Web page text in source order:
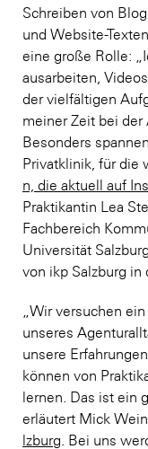
Schreiben von
und Website-
eine große Rolle:
ausarbeiten,
der vielfältigen
meiner Zeit bei der
Besonders
Privatklinik, für die
n, die aktuell auf
Praktikantin Lea
Fachbereich
Universität
von ikp Salzburg in
„Wir versuchen
unseres
unsere
können von
lernen. Das ist ein
erläutert Mick
lzburg . Bei uns